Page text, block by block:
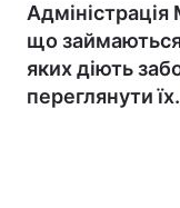
Адміністрація
що
яких діють
переглянути їх.